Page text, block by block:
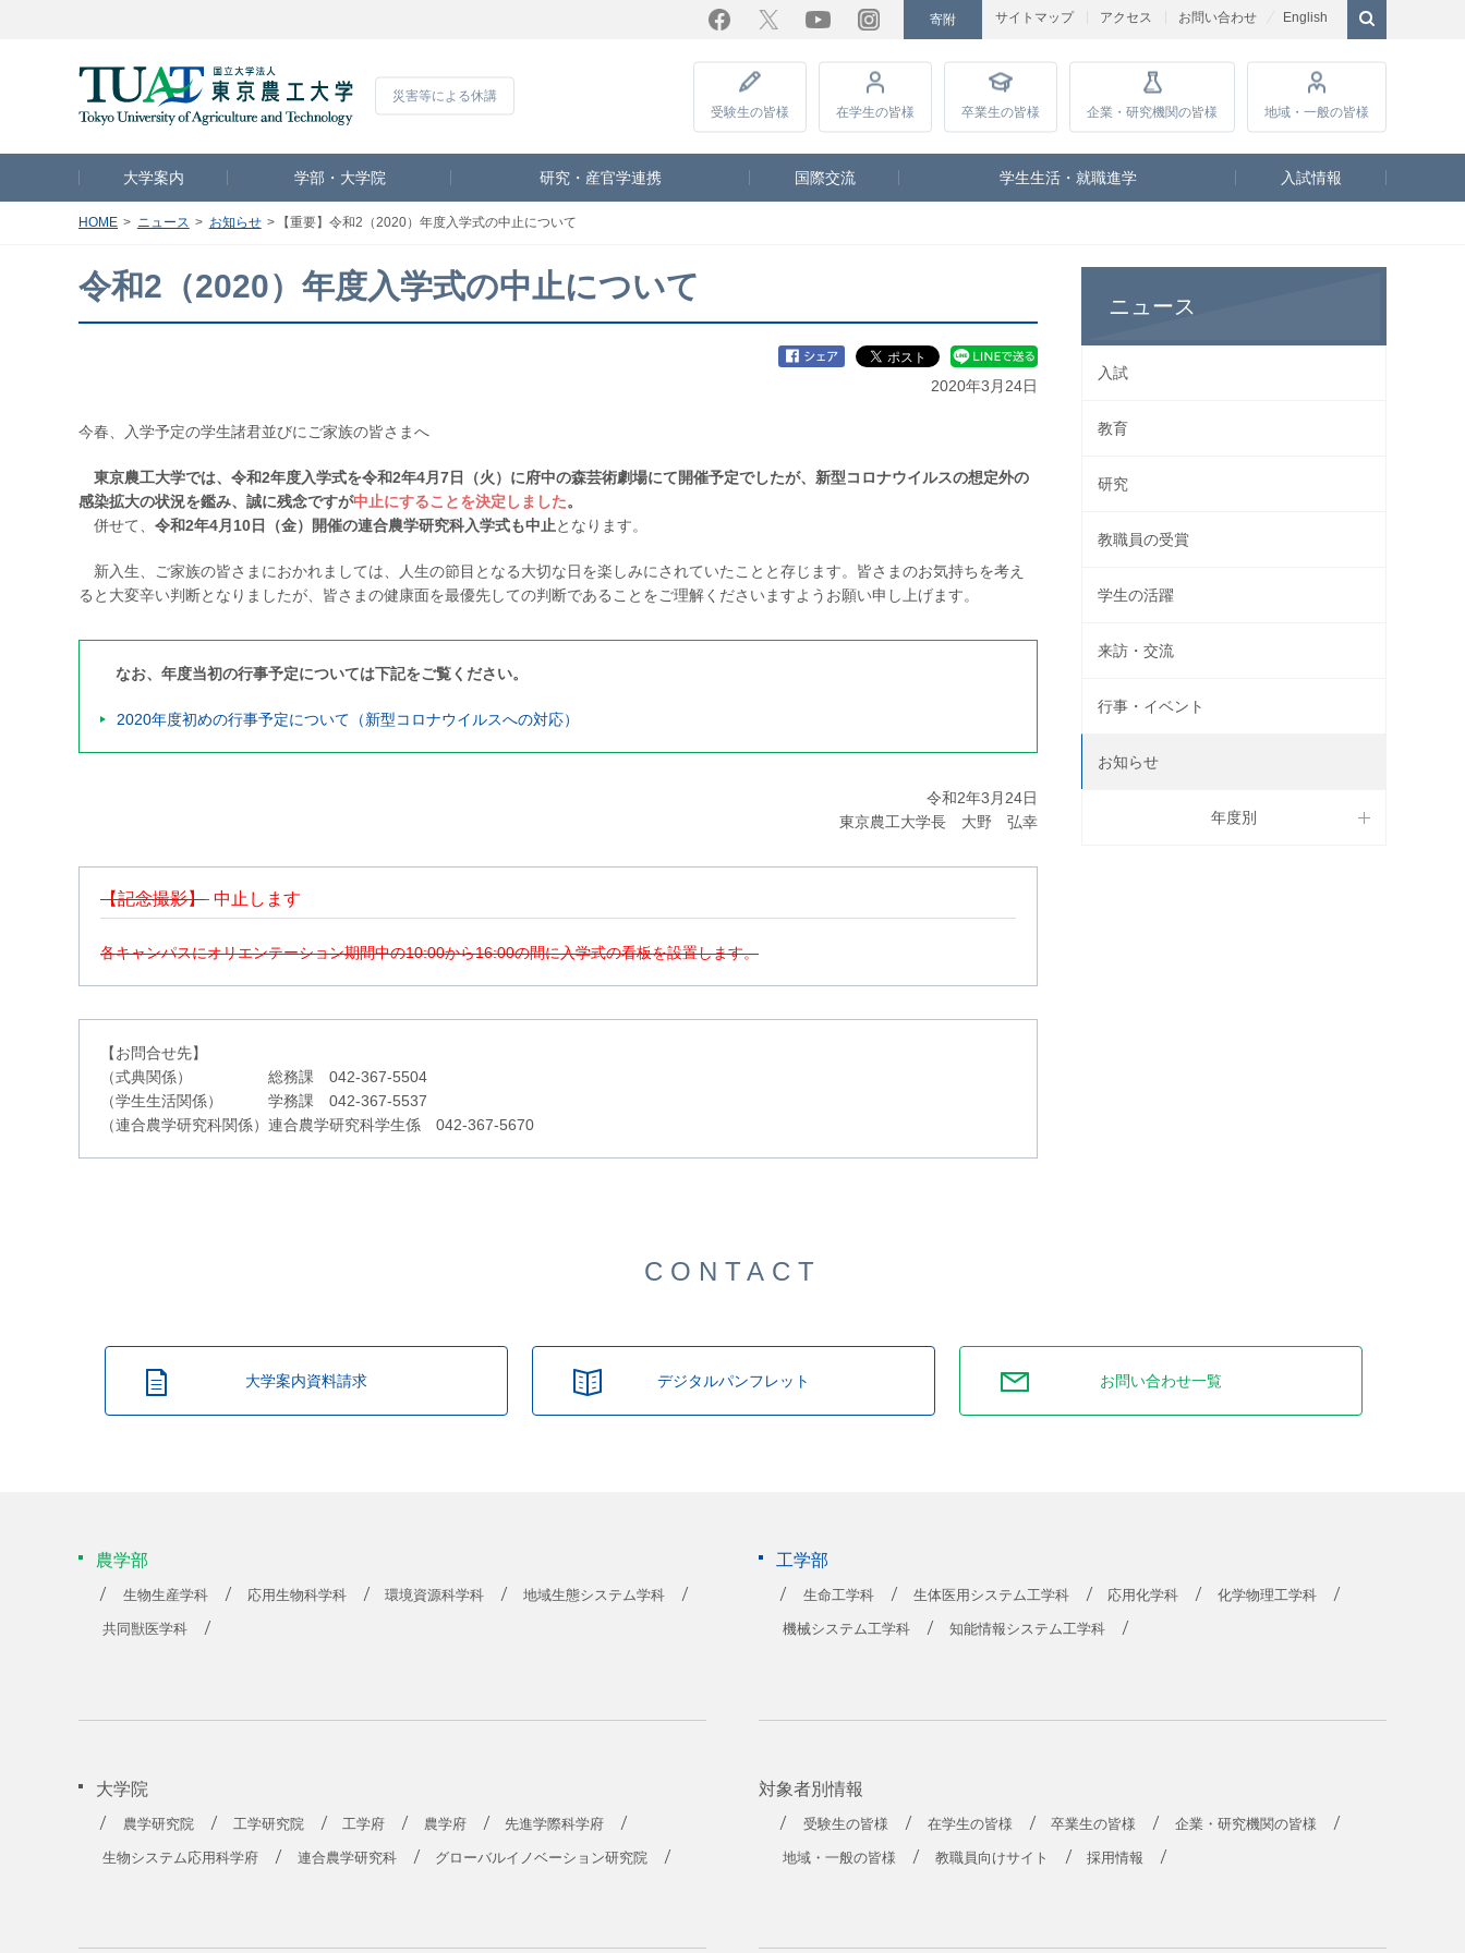
サイトマップ アクセス お問い合わせ
寄附 English
Facebook Twitter YouTube Instagram
災害等による休講
受験生の皆様 在学生の皆様 卒業生の皆様 企業・研究機関の皆様 地域・一般の皆様
大学案内 学部・大学院 研究・産官学連携 国際交流 学生生活・就職進学 入試情報
HOME ニュース お知らせ 【重要】令和2（2020）年度入学式の中止について
令和2（2020）年度入学式の中止について
2020年3月24日
今春、入学予定の学生諸君並びにご家族の皆さまへ
東京農工大学では、令和2年度入学式を令和2年4月7日（火）に府中の森芸術劇場にて開催予定でしたが、新型コロナウイルスの想定外の
感染拡大の状況を鑑み、誠に残念ですが中止にすることを決定しました。
併せて、 令和2年4月10日（金）開催の連合農学研究科入学式も中止となります。
新入生、ご家族の皆さまにおかれましては、人生の節目となる大切な日を楽しみにされていたことと存じます。皆さまのお気持ちを考え
ると大変辛い判断となりましたが、皆さまの健康面を最優先しての判断であることをご理解くださいますようお願い申し上げます。
なお、年度当初の行事予定については下記をご覧ください。
2020年度初めの行事予定について（新型コロナウイルスへの対応）
令和2年3月24日
東京農工大学長 大野 弘幸
【記念撮影】 中止します
各キャンパスにオリエンテーション期間中の10:00から16:00の間に入学式の看板を設置します。
【お問合せ先】
（式典関係） 総務課 042-367-5504
（学生生活関係） 学務課 042-367-5537
（連合農学研究科関係）連合農学研究科学生係 042-367-5670
ニュース
入試
教育
研究
教職員の受賞
学生の活躍
来訪・交流
行事・イベント
お知らせ
年度別
CONTACT
大学案内資料請求 デジタルパンフレット お問い合わせ一覧
農学部
生物生産学科 応用生物科学科 環境資源科学科 地域生態システム学科
共同獣医学科
工学部
生命工学科 生体医用システム工学科 応用化学科 化学物理工学科
機械システム工学科 知能情報システム工学科
大学院
農学研究院 工学研究院 工学府 農学府 先進学際科学府
生物システム応用科学府 連合農学研究科 グローバルイノベーション研究院
対象者別情報
受験生の皆様 在学生の皆様 卒業生の皆様 企業・研究機関の皆様
地域・一般の皆様 教職員向けサイト 採用情報